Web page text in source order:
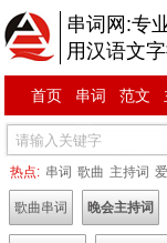
串词网:专
用汉语文
首页 串词 范文
热点: 串词 歌曲 主持词
歌曲串词 晚会主持词